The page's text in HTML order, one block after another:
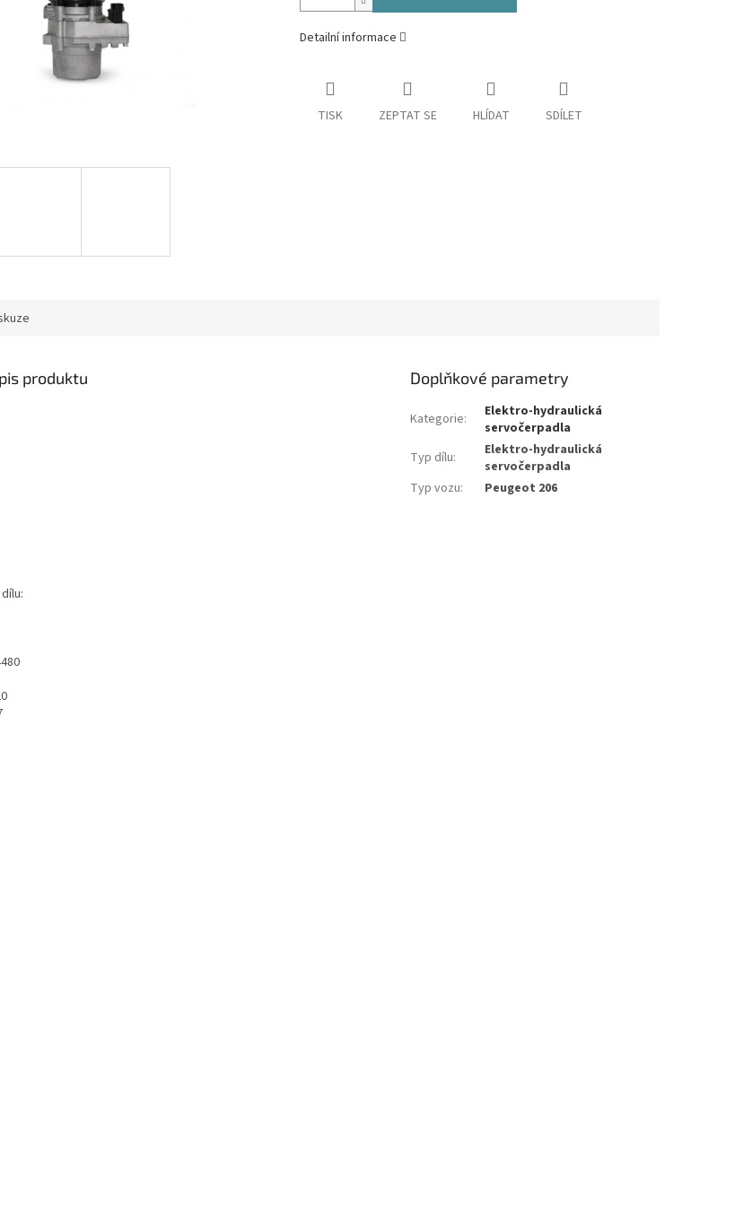
Detailní informace
TISK ZEPTAT SE HLÍDAT SDÍLET
produktu Doplňkové parametry
Kategorie:
Elektro-hydraulická
servočerpadla
Typ dílu:
Elektro-hydraulická
servočerpadla
Typ vozu: Peugeot 206